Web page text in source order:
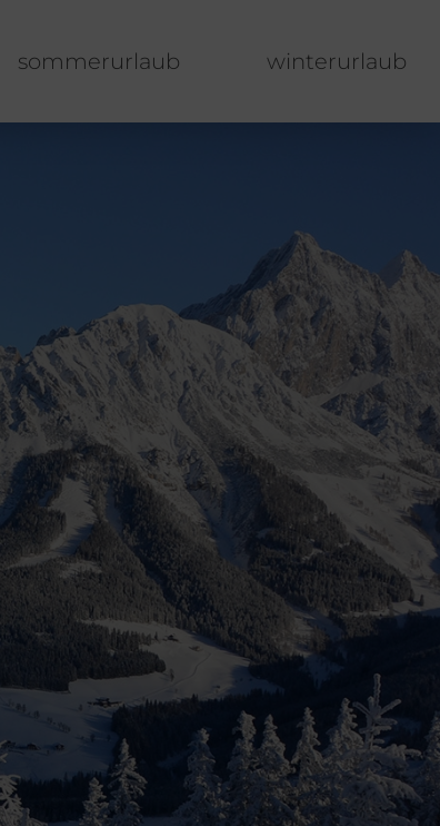
sommerurlaub winterurlaub